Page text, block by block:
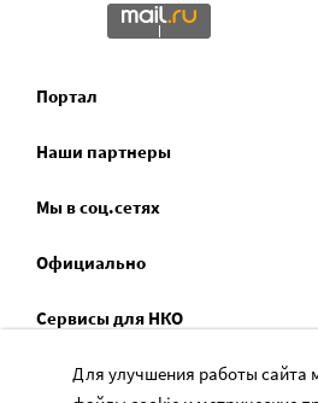
Портал
Наши партнеры
Мы в соц.сетях
Официально
Сервисы для НКО
Спецпроекты
Для улучшения работы сайта